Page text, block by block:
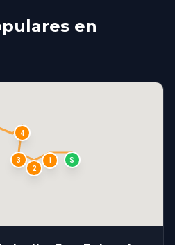
en
S
1
2
3
4